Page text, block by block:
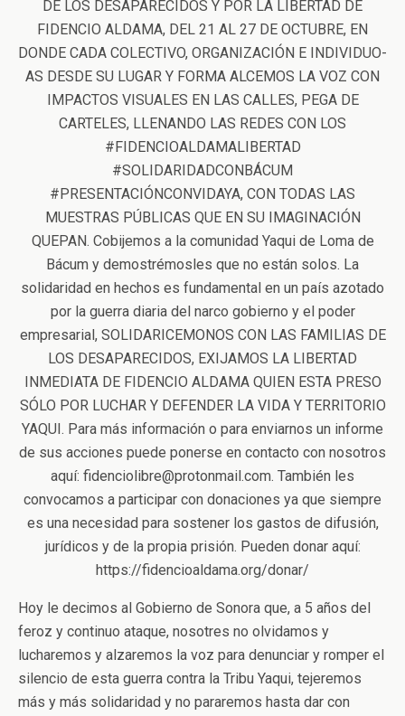
DE LOS DESAPARECIDOS Y POR LA LIBERTAD DE
FIDENCIO ALDAMA, DEL 21 AL 27 DE OCTUBRE, EN
DONDE CADA COLECTIVO, ORGANIZACIÓN E INDIVIDUO-
AS DESDE SU LUGAR Y FORMA ALCEMOS LA VOZ CON
IMPACTOS VISUALES EN LAS CALLES, PEGA DE
CARTELES, LLENANDO LAS REDES CON LOS
#FIDENCIOALDAMALIBERTAD
#SOLIDARIDADCONBÁCUM
#PRESENTACIÓNCONVIDAYA, CON TODAS LAS
MUESTRAS PÚBLICAS QUE EN SU IMAGINACIÓN
QUEPAN. Cobijemos a la comunidad Yaqui de Loma de
Bácum y demostrémosles que no están solos. La
solidaridad en hechos es fundamental en un país azotado
por la guerra diaria del narco gobierno y el poder
empresarial, SOLIDARICEMONOS CON LAS FAMILIAS DE
LOS DESAPARECIDOS, EXIJAMOS LA LIBERTAD
INMEDIATA DE FIDENCIO ALDAMA QUIEN ESTA PRESO
SÓLO POR LUCHAR Y DEFENDER LA VIDA Y TERRITORIO
YAQUI. Para más información o para enviarnos un informe
de sus acciones puede ponerse en contacto con nosotros
aquí: fidenciolibre@protonmail.com. También les
convocamos a participar con donaciones ya que siempre
es una necesidad para sostener los gastos de difusión,
jurídicos y de la propia prisión. Pueden donar aquí:
https://fidencioaldama.org/donar/
Hoy le decimos al Gobierno de Sonora que, a 5 años del
feroz y continuo ataque, nosotres no olvidamos y
lucharemos y alzaremos la voz para denunciar y romper el
silencio de esta guerra contra la Tribu Yaqui, tejeremos
más y más solidaridad y no pararemos hasta dar con